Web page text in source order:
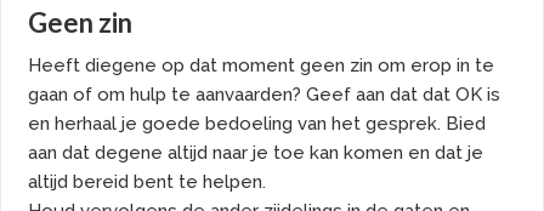
Geen zin
Heeft diegene op dat moment geen zin om erop in te
gaan of om hulp te aanvaarden? Geef aan dat dat OK is
en herhaal je goede bedoeling van het gesprek. Bied
aan dat degene altijd naar je toe kan komen en dat je
altijd bereid bent te helpen.